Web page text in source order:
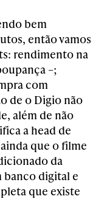
bem
então vamos
rendimento na
–;
com
de o Digio não
além de não
a head de
que o filme
da
banco digital e
que existe